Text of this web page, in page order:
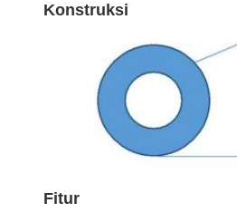
Konstruksi
Fitur